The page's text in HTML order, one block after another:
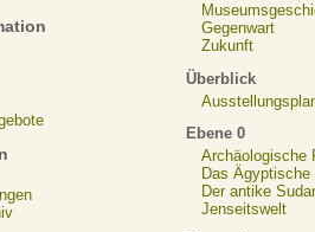
Gegenwart
Zukunft
Überblick
Ebene 0
Archäologische
Das Ägyptische
Der antike
Jenseitswelt